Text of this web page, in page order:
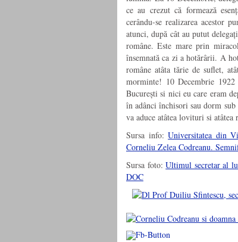
ce au crezut că formează
cerându-se realizarea acestor
atunci, după cât au putut
române. Este mare prin
însemnată ca zi a hotărârii. A
române atâta tărie de suflet,
morminte! 10 Decembrie
București si nici eu care eram
în adânci închisori sau dorm
va aduce atâtea lovituri si
Sursa info:Universitatea din
Corneliu Zelea Codreanu.
Sursa foto:Ultimul secretar al
DOC